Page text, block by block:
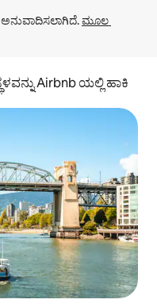
ಮೂಲ
Airbnb ಯಲ್ಲಿ ಹಾಕಿ